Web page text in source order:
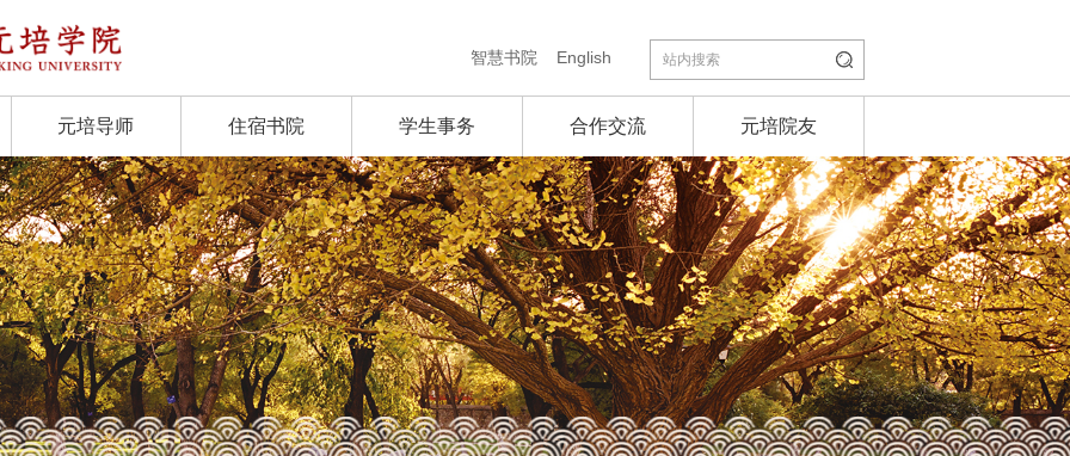
智慧书院 English
元培导师 住宿书院 学生事务 合作交流 元培院友